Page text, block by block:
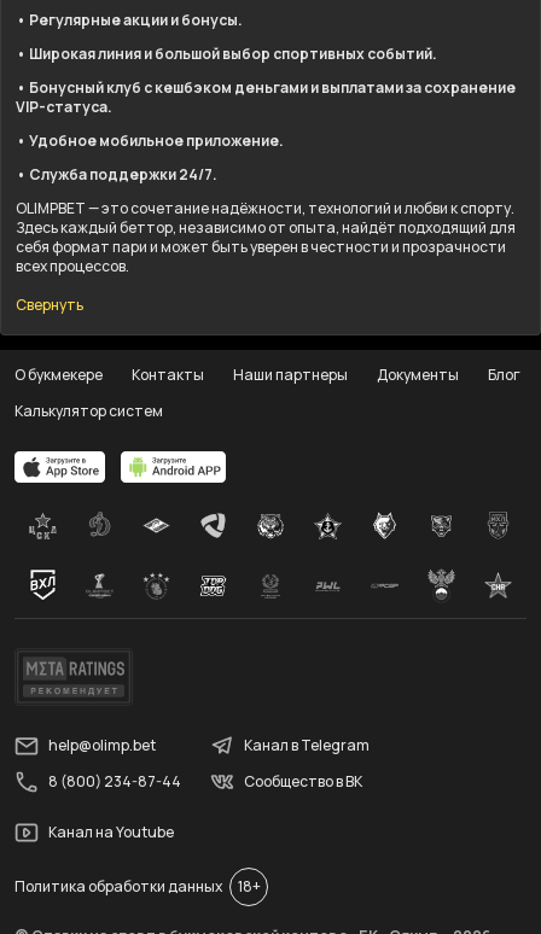
• Регулярные акции и бонусы.
• Широкая линия и большой выбор спортивных событий.
• Бонусный клуб с кешбэком деньгами и выплатами за сохранение
VIP-статуса.
• Удобное мобильное приложение.
• Служба поддержки 24/7.
OLIMPBET — это сочетание надёжности, технологий и любви к спорту.
Здесь каждый беттор, независимо от опыта, найдёт подходящий для
себя формат пари и может быть уверен в честности и прозрачности
всех процессов.
Свернуть
О букмекере Контакты Наши партнеры Документы
Блог
Калькулятор систем
help@olimp.bet
8 (800) 234-87-44
Канал в Telegram
Сообщество в ВК
Канал на Youtube
Политика обработки данных 18+